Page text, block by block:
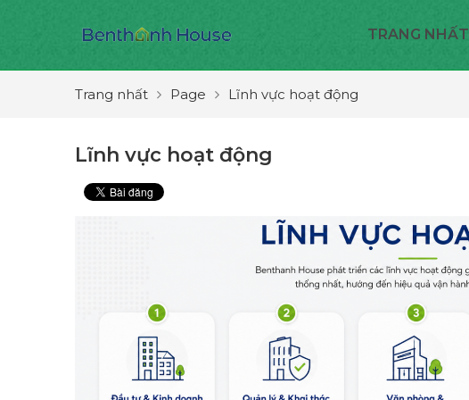
TRANG NHẤT
Trang nhất Page Lĩnh vực hoạt động
Lĩnh vực hoạt động